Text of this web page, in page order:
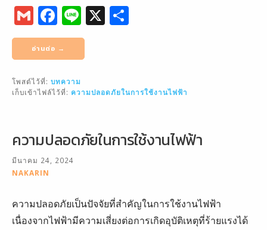
G
m
ai
l
F
a
c
e
b
o
k
Li
n
e
X
อ่านต่อ →
โพสต์ไว้ที่: บทความ
เก็บเข้าไฟล์ไว้ที่: ความปลอดภัยในการใช้งานไฟฟ้า
ความปลอดภัยในการใช้งานไฟฟ้า
มีนาคม 24, 2024
NAKARIN
ความปลอดภัยเป็นปัจจัยที่สำคัญในการใช้งานไฟฟ้า
เนื่องจากไฟฟ้ามีความเสี่ยงต่อการเกิดอุบัติเหตุที่ร้ายแรงได้